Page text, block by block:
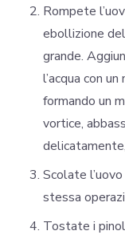
Rompete
ebollizione
grande.
l’acqua con
formando un
vortice,
Scolate
stessa
Tostate i